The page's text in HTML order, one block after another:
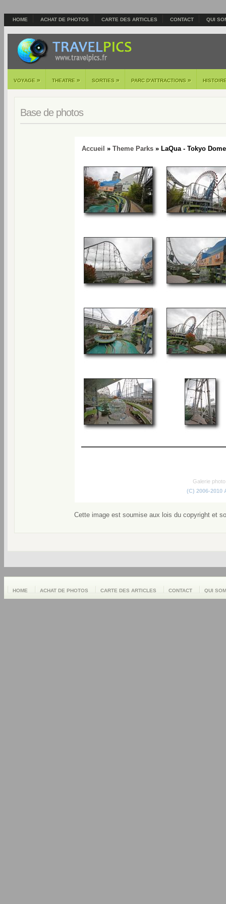
HOME ACHAT DE PHOTOS CARTE DES ARTICLES CONTACT QUI
VOYAGE » THEATRE » SORTIES » PARC D'ATTRACTIONS »
Base de photos
Accueil » Theme Parks» LaQua - Tokyo
Galerie
(C) 2006-2010
Cette image est soumise aux lois du copyright et
HOME ACHAT DE PHOTOS CARTE DES ARTICLES CONTACT QUI